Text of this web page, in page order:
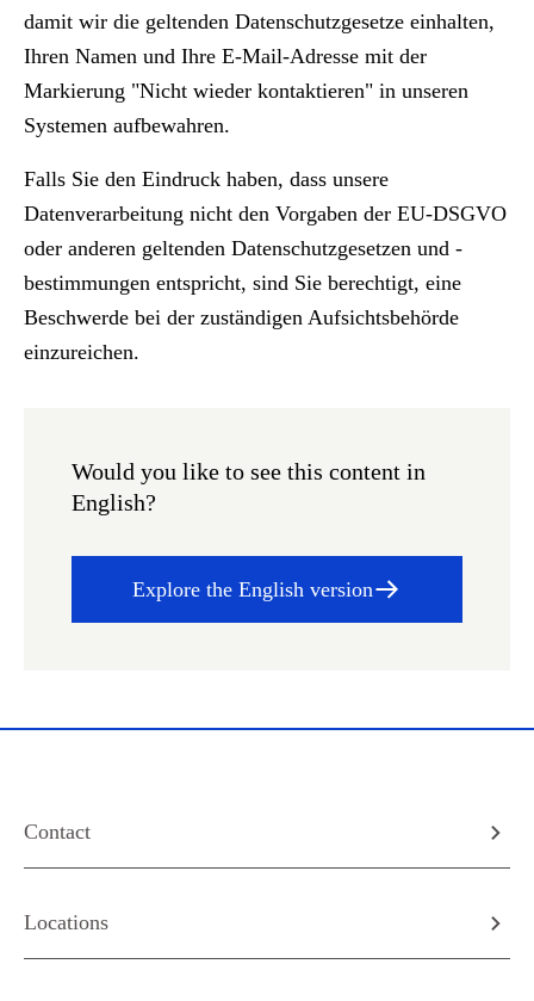
damit wir die geltenden Datenschutzgesetze einhalten,
Ihren Namen und Ihre E-Mail-Adresse mit der
Markierung "Nicht wieder kontaktieren" in unseren
Systemen aufbewahren.
Falls Sie den Eindruck haben, dass unsere
Datenverarbeitung nicht den Vorgaben der EU-DSGVO
oder anderen geltenden Datenschutzgesetzen und -
bestimmungen entspricht, sind Sie berechtigt, eine
Beschwerde bei der zuständigen Aufsichtsbehörde
einzureichen.
Would you like to see this content in
English?
Explore the English version
Contact
Locations